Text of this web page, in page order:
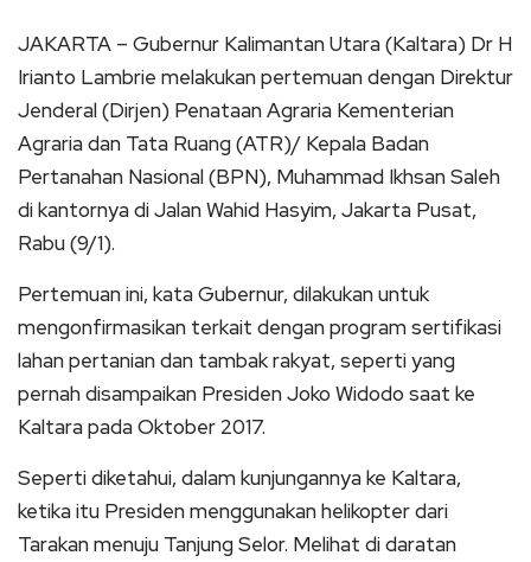
JAKARTA – Gubernur Kalimantan Utara (Kaltara) Dr H
Irianto Lambrie melakukan pertemuan dengan Direktur
Jenderal (Dirjen) Penataan Agraria Kementerian
Agraria dan Tata Ruang (ATR)/ Kepala Badan
Pertanahan Nasional (BPN), Muhammad Ikhsan Saleh
di kantornya di Jalan Wahid Hasyim, Jakarta Pusat,
Rabu (9/1).
Pertemuan ini, kata Gubernur, dilakukan untuk
mengonfirmasikan terkait dengan program sertifikasi
lahan pertanian dan tambak rakyat, seperti yang
pernah disampaikan Presiden Joko Widodo saat ke
Kaltara pada Oktober 2017.
Seperti diketahui, dalam kunjungannya ke Kaltara,
ketika itu Presiden menggunakan helikopter dari
Tarakan menuju Tanjung Selor. Melihat di daratan